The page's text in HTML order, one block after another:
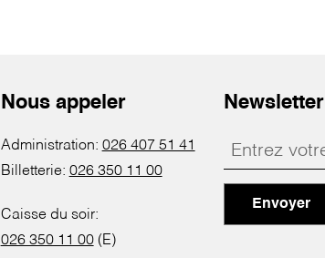
Nous appeler
Administration: 026 407 51 41
Billetterie: 026 350 11 00
Caisse du soir:
026 350 11 00(E)
Newsletter
Envoyer